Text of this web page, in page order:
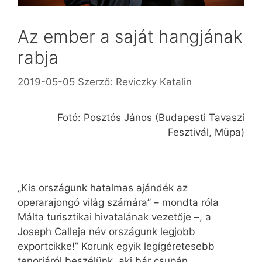
Az ember a saját hangjának
rabja
2019-05-05 Szerző: Reviczky Katalin
Fotó: Posztós János (Budapesti Tavaszi
Fesztivál, Müpa)
„Kis országunk hatalmas ajándék az
operarajongó világ számára” – mondta róla
Málta turisztikai hivatalának vezetője –, a
Joseph Calleja név országunk legjobb
exportcikke!” Korunk egyik legígéretesebb